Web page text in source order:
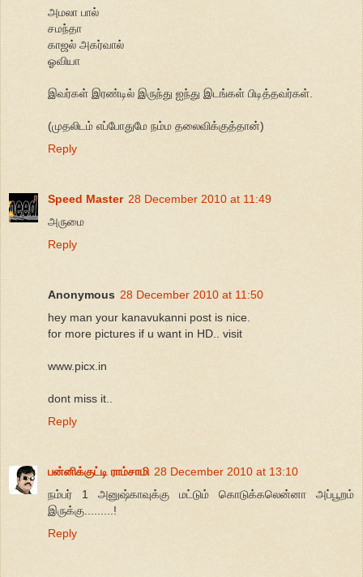
அமலா பால்
சமந்தா
காஜல் அகர்வால்
ஓவியா
இவர்கள் இரண்டில் இருந்து ஐந்து இடங்கள் பிடித்தவர்கள்.
(முதலிடம் எப்போதுமே நம்ம தலைவிக்குத்தான்)
Reply
Speed Master 28 December 2010 at 11:49
அருமை
Reply
Anonymous 28 December 2010 at 11:50
hey man your kanavukanni post is nice.
for more pictures if u want in HD.. visit
www.picx.in
dont miss it..
Reply
பன்னிக்குட்டி ராம்சாமி 28 December 2010 at 13:10
நம்பர் 1 அனுஷ்காவுக்கு மட்டும் கொடுக்கலென்னா அப்பூறம்
இருக்கு.........!
Reply